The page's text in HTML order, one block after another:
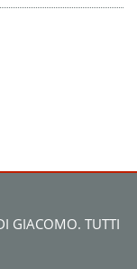
GIACOMO. TUTTI